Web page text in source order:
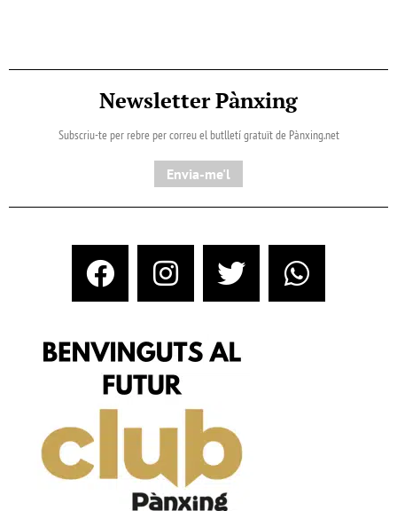
Newsletter Pànxing
Subscriu-te per rebre per correu el butlletí gratuït de Pànxing.net​
Envia-me'l